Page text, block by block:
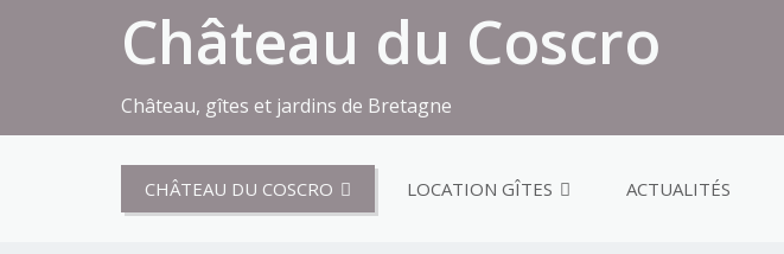
Château du Coscro
Château, gîtes et jardins de Bretagne
CHÂTEAU DU COSCRO LOCATION GÎTES ACTUALITÉS